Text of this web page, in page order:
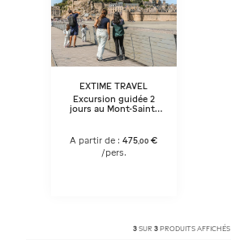
EXTIME TRAVEL
Excursion guidée 2
jours au Mont-Saint-
A partir de :475 ,00 €
/pers.
3 SUR 3 PRODUITS AFFICHÉS